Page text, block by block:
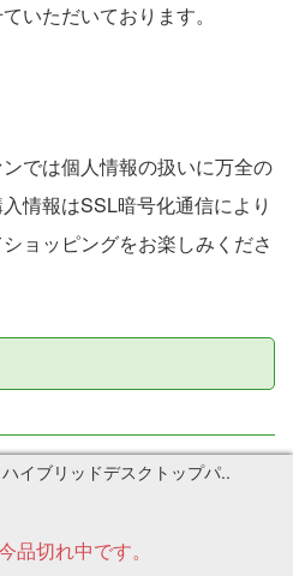
イブリッドデスクトップパ..
品切れ中です。
いただいております。
では個人情報の扱いに万全の
情報はSSL暗号化通信により
ョッピングをお楽しみくださ